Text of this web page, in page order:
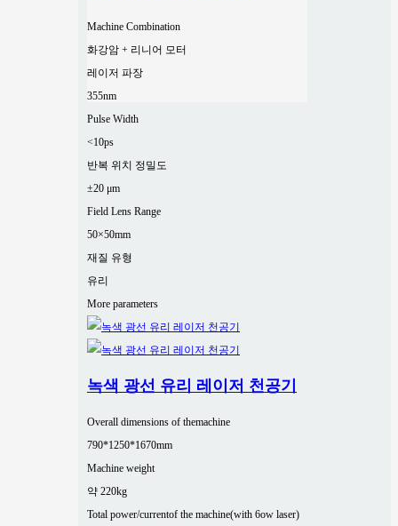
Machine Combination
화강암 + 리니어 모터
레이저 파장
355nm
Pulse Width
<10ps
반복 위치 정밀도
±20 μm
Field Lens Range
50×50mm
재질 유형
유리
More parameters
녹색 광선 유리 레이저 천공기
Overall dimensions of themachine
790*1250*1670mm
Machine weight
약 220kg
Total power/currentof the machine(with 6ow laser)